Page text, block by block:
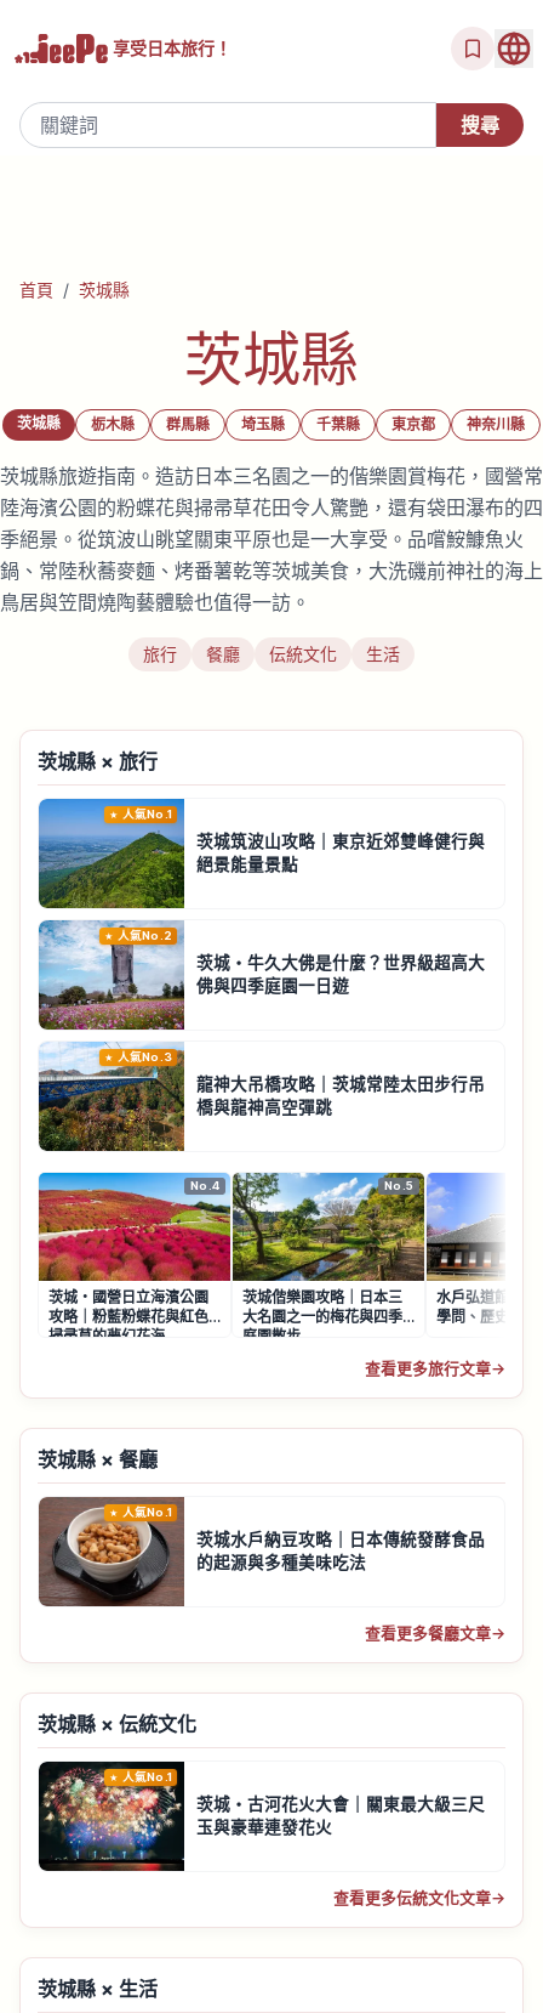
享受日本旅行！
首頁 / 茨城縣
茨城縣
茨城縣 栃木縣 群馬縣 埼玉縣 千葉縣 東京都 神奈川縣
茨城縣旅遊指南。造訪日本三名園之一的偕樂園賞梅花，國營常
陸海濱公園的粉蝶花與掃帚草花田令人驚艷，還有袋田瀑布的四
季絕景。從筑波山眺望關東平原也是一大享受。品嚐鮟鱇魚火
鍋、常陸秋蕎麥麵、烤番薯乾等茨城美食，大洗磯前神社的海上
鳥居與笠間燒陶藝體驗也值得一訪。
旅行 餐廳 伝統文化 生活
茨城縣 × 旅行
人氣No.1
茨城筑波山攻略｜東京近郊雙峰健行與
絕景能量景點
人氣No.2
茨城・牛久大佛是什麼？世界級超高大
佛與四季庭園一日遊
人氣No.3
龍神大吊橋攻略｜茨城常陸太田步行吊
橋與龍神高空彈跳
No.4
茨城・國營日立海濱公園
攻略｜粉藍粉蝶花與紅色
掃帚草的夢幻花海
No.5
茨城偕樂園攻略｜日本三
大名園之一的梅花與四季
庭園散步
水戶弘道館攻略
學問、歷史
查看更多旅行文章→
茨城縣 × 餐廳
人氣No.1
茨城水戶納豆攻略｜日本傳統發酵食品
的起源與多種美味吃法
查看更多餐廳文章→
茨城縣 × 伝統文化
人氣No.1
茨城・古河花火大會｜關東最大級三尺
玉與豪華連發花火
查看更多伝統文化文章→
茨城縣 × 生活